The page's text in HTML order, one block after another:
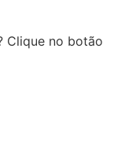
Clique no botão